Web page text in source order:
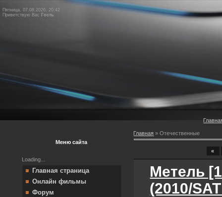
Пятница, 07.08.2026, 20:42
Приветствую Вас Гость
Меню сайта
Loading...
Главная страница
Онлайн фильмы
Форум
Главная »Отечественные
«
Метель
(2010/